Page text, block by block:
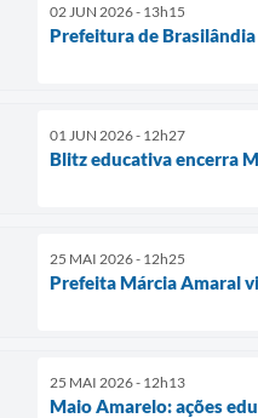
02 JUN 2026 - 13h15
Prefeitura de
01 JUN 2026 - 12h27
Blitz educativa encerra
25 MAI 2026 - 12h25
Prefeita Márcia Amaral
25 MAI 2026 - 12h13
Maio Amarelo: ações